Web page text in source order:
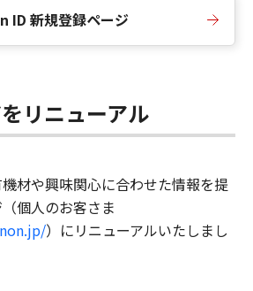
ID 新規登録ページ
リニューアル
材や興味関心に合わせた情報を提
個人のお客さま
）にリニューアルいたしまし